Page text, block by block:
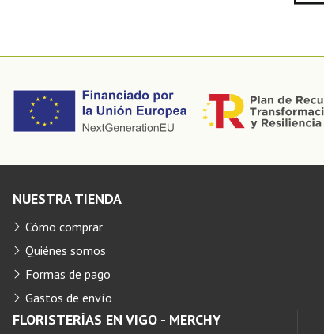
FLORISTERÍAS EN VIGO - MERCHY
NUESTRA TIENDA
Cómo comprar
Quiénes somos
Formas de pago
Gastos de envío